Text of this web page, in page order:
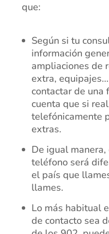
que:
Según si tu
información
ampliaciones de
extra,
contactar de una
cuenta que si
telefónicamente
extras.
De igual
teléfono será
el país que
llames.
Lo más habitual
de contacto sea